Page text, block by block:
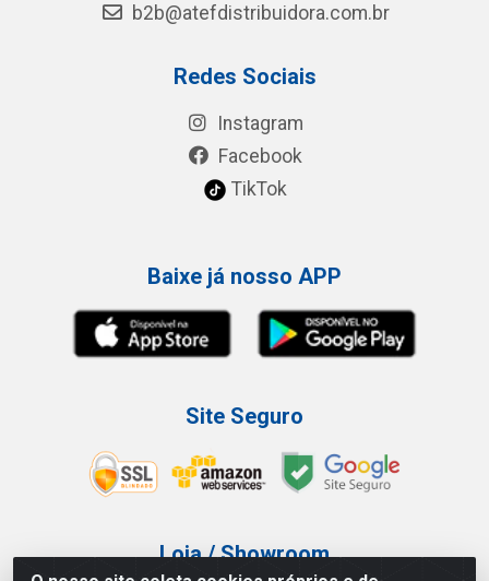
b2b@atefdistribuidora.com.br
Redes Sociais
Instagram
Facebook
TikTok
Baixe já nosso APP
Site Seguro
Loja / Showroom